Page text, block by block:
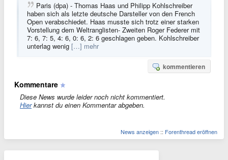
Paris (dpa) - Thomas Haas und Philipp Kohlschreiber
haben sich als letzte deutsche Darsteller von den French
Open verabschiedet. Haas musste sich trotz einer starken
Vorstellung dem Weltranglisten- Zweiten Roger Federer mit
7: 6, 7: 5, 4: 6, 0: 6, 2: 6 geschlagen geben. Kohlschreiber
unterlag wenig […] mehr
kommentieren
Kommentare
Diese News wurde leider noch nicht kommentiert.
Hierkannst du einen Kommentar abgeben.
News anzeigen :: Forenthread eröffnen